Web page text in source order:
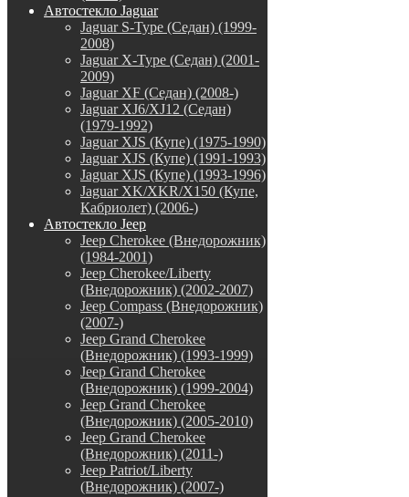
Автостекло Jaguar
Jaguar S-Type (Седан) (1999-
2008)
Jaguar X-Type (Седан) (2001-
2009)
Jaguar XF (Седан) (2008-)
Jaguar XJ6/XJ12 (Седан)
(1979-1992)
Jaguar XJS (Купе) (1975-1990)
Jaguar XJS (Купе) (1991-1993)
Jaguar XJS (Купе) (1993-1996)
Jaguar XK/XKR/X150 (Купе,
Кабриолет) (2006-)
Автостекло Jeep
Jeep Cherokee (Внедорожник)
(1984-2001)
Jeep Cherokee/Liberty
(Внедорожник) (2002-2007)
Jeep Compass (Внедорожник)
(2007-)
Jeep Grand Cherokee
(Внедорожник) (1993-1999)
Jeep Grand Cherokee
(Внедорожник) (1999-2004)
Jeep Grand Cherokee
(Внедорожник) (2005-2010)
Jeep Grand Cherokee
(Внедорожник) (2011-)
Jeep Patriot/Liberty
(Внедорожник) (2007-)